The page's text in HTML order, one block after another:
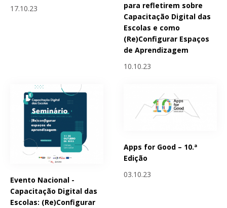
17.10.23
para refletirem sobre
Capacitação Digital das
Escolas e como
(Re)Configurar Espaços
de Aprendizagem
10.10.23
Evento Nacional -
Capacitação Digital das
Escolas: (Re)Configurar
Apps for Good – 10.ª
Edição
03.10.23